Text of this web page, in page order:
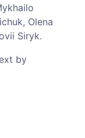
Olena
Siryk.
by